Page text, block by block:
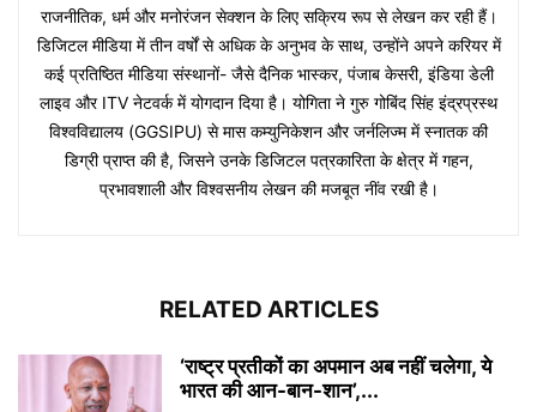
राजनीतिक, धर्म और मनोरंजन सेक्शन के लिए सक्रिय रूप से लेखन कर रही हैं।
डिजिटल मीडिया में तीन वर्षों से अधिक के अनुभव के साथ, उन्होंने अपने करियर में
कई प्रतिष्ठित मीडिया संस्थानों- जैसे दैनिक भास्कर, पंजाब केसरी, इंडिया डेली
लाइव और ITV नेटवर्क में योगदान दिया है। योगिता ने गुरु गोबिंद सिंह इंद्रप्रस्थ
विश्वविद्यालय (GGSIPU) से मास कम्युनिकेशन और जर्नलिज्म में स्नातक की
डिग्री प्राप्त की है, जिसने उनके डिजिटल पत्रकारिता के क्षेत्र में गहन,
प्रभावशाली और विश्वसनीय लेखन की मजबूत नींव रखी है।
RELATED ARTICLES
‘राष्ट्र प्रतीकों का अपमान अब नहीं चलेगा, ये
भारत की आन-बान-शान’,...